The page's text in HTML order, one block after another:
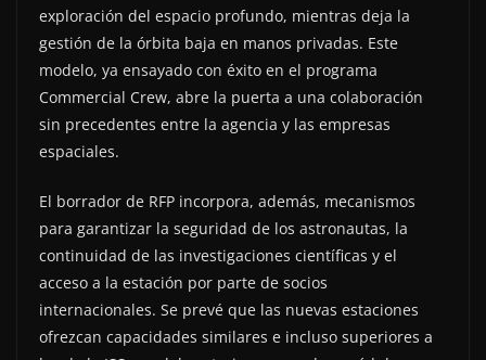
exploración del espacio profundo, mientras deja la
gestión de la órbita baja en manos privadas. Este
modelo, ya ensayado con éxito en el programa
Commercial Crew, abre la puerta a una colaboración
sin precedentes entre la agencia y las empresas
espaciales.
El borrador de RFP incorpora, además, mecanismos
para garantizar la seguridad de los astronautas, la
continuidad de las investigaciones científicas y el
acceso a la estación por parte de socios
internacionales. Se prevé que las nuevas estaciones
ofrezcan capacidades similares e incluso superiores a